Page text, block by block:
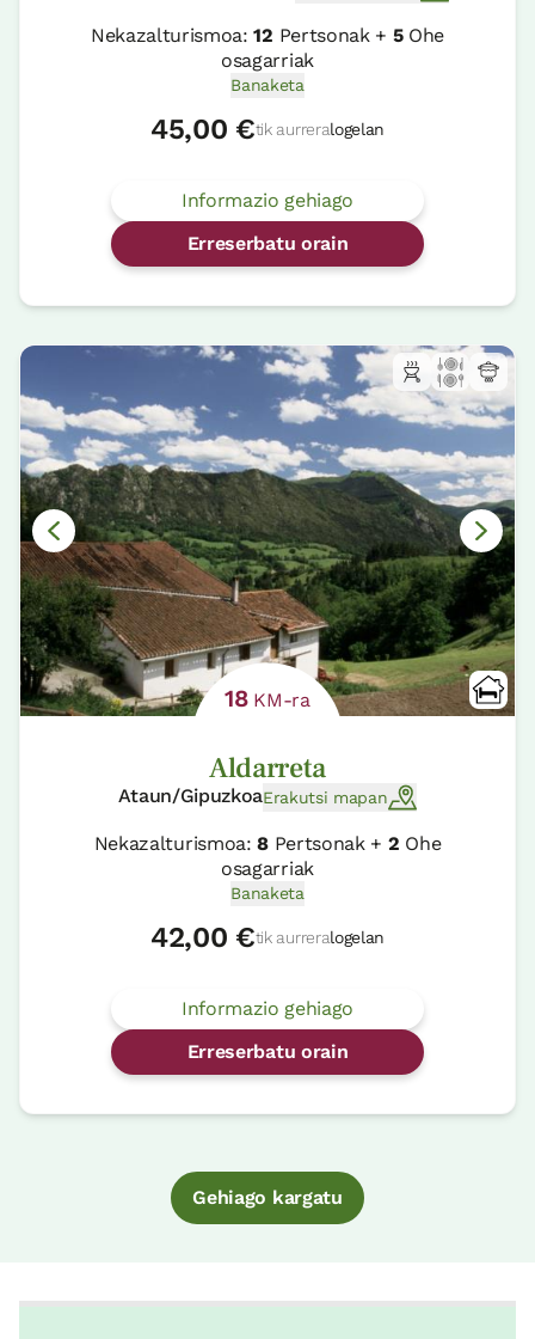
Nekazalturismoa:12 Pertsonak + 5Ohe
osagarriak
Banaketa
45,00 €tik aurreralogelan
Informazio gehiago
Erreserbatu orain
18KM-ra
Aldarreta
Ataun/GipuzkoaErakutsi mapan
Nekazalturismoa:8Pertsonak + 2 Ohe
osagarriak
Banaketa
42,00 €tik aurreralogelan
Informazio gehiago
Erreserbatu orain
Gehiago kargatu